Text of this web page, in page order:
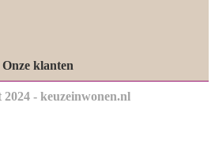
Onze klanten
- keuzeinwonen.nl